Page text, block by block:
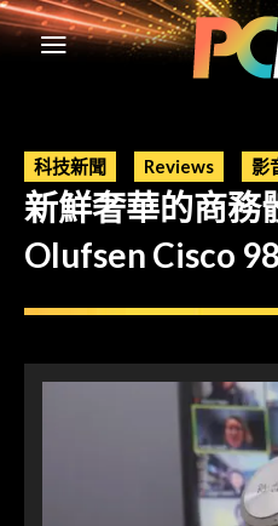
科技新聞 Reviews 影
新鮮奢華的商
Olufsen Cisco